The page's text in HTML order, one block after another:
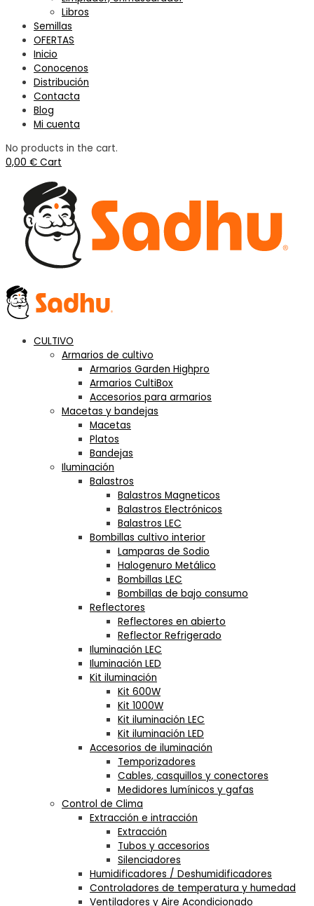
Libros
Semillas
OFERTAS
Inicio
Conocenos
Distribución
Contacta
Blog
Mi cuenta
No products in the cart.
0,00 € Cart
CULTIVO
Armarios de cultivo
Armarios Garden Highpro
Armarios CultiBox
Accesorios para armarios
Macetas y bandejas
Macetas
Platos
Bandejas
Iluminación
Balastros
Balastros Magneticos
Balastros Electrónicos
Balastros LEC
Bombillas cultivo interior
Lamparas de Sodio
Halogenuro Metálico
Bombillas LEC
Bombillas de bajo consumo
Reflectores
Reflectores en abierto
Reflector Refrigerado
Iluminación LEC
Iluminación LED
Kit iluminación
Kit 600W
Kit 1000W
Kit iluminación LEC
Kit iluminación LED
Accesorios de iluminación
Temporizadores
Cables, casquillos y conectores
Medidores lumínicos y gafas
Control de Clima
Extracción e intracción
Extracción
Tubos y accesorios
Silenciadores
Humidificadores / Deshumidificadores
Controladores de temperatura y humedad
Ventiladores y Aire Acondicionado